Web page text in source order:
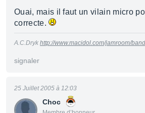
Ouai, mais il faut un vilain micro
correcte.
A.C.Dryk http://www.macidol.com/jamroom/
signaler
Choc
25 Juillet 2005 à 12:03